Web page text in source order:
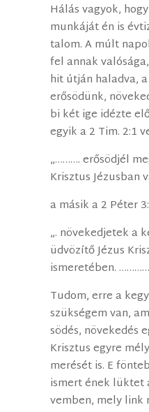
Hálás vagyok,
munkáját én is
talom. A múlt
fel annak
hit útján haladva,
erősödünk,
bi két ige idézte
egyik a 2 Tim. 2:1
„………. erősödjél
Krisztus Jézusban
a másik a 2 Péter
„. növekedjetek a
üdvözítő Jézus
ismeretében.
Tudom, erre a
szükségem van,
södés, növekedés
Krisztus egyre
merését is. E
ismert ének lüktet
vemben, mely link